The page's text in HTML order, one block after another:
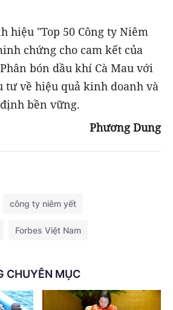
hiệu "Top 50 Công ty Niêm
chứng cho cam kết của
bón dầu khí Cà Mau với
tư về hiệu quả kinh doanh và
bền vững.
Phương Dung
công ty niêm yết
Forbes Việt Nam
CHUYÊN MỤC